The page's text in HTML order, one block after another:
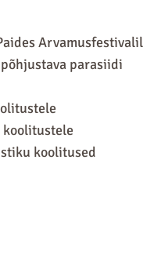
Arvamusfestivalil
parasiidi
koolitused